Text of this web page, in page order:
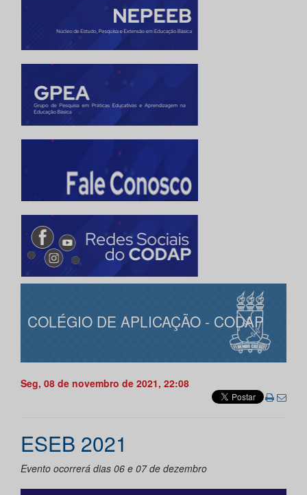
COLÉGIO DE APLICAÇÃO - CODAP
Seg, 08 de novembro de 2021, 22:08
ESEB 2021
Evento ocorrerá dias 06 e 07 de dezembro